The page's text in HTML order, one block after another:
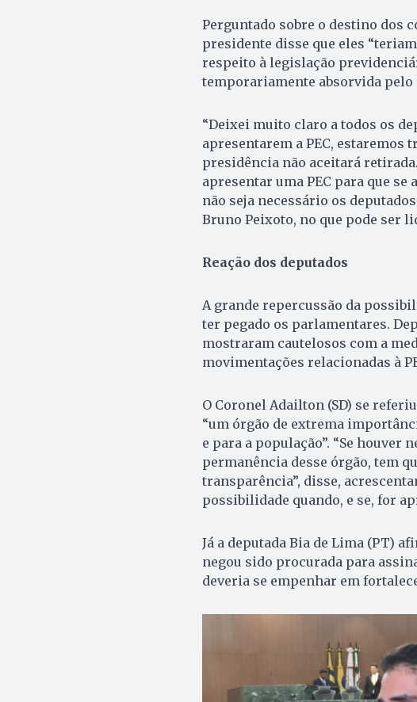
Perguntado sobre o destino dos
presidente disse que eles
respeito à legislação
temporariamente absorvida pelo
“Deixei muito claro a todos os
apresentarem a PEC, estaremos
presidência não aceitará
apresentar uma PEC para que
não seja necessário os
Bruno Peixoto, no que pode ser
Reação dos deputados
A grande repercussão da
ter pegado os parlamentares.
mostraram cautelosos com a
movimentações relacionadas à
O Coronel Adailton (SD) se
“um órgão de extrema
e para a população”. “Se houver
permanência desse órgão, tem
transparência”, disse,
possibilidade quando, e se, for
Já a deputada Bia de Lima (PT)
negou sido procurada para
deveria se empenhar em